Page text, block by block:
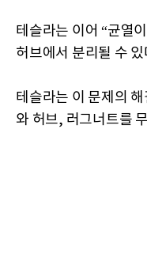
테슬라는 이어 “균열
허브에서 분리될 수
테슬라는 이 문제의
와 허브, 러그너트를